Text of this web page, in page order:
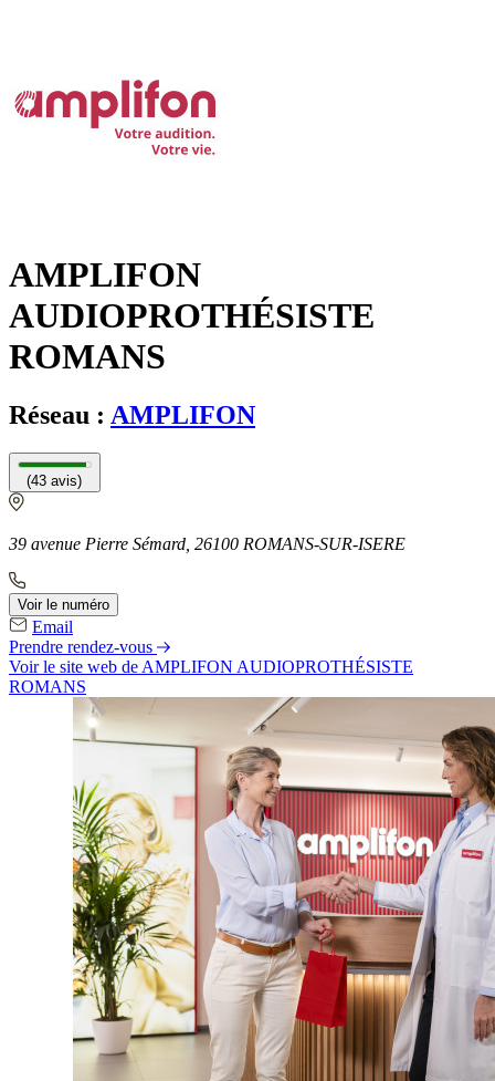
AMPLIFON
AUDIOPROTHÉSISTE
ROMANS
Réseau : AMPLIFON
(43 avis)
39 avenue Pierre Sémard, 26100 ROMANS-SUR-ISERE
Voir le numéro
Email
Prendre rendez-vous
Voir le site web de AMPLIFON AUDIOPROTHÉSISTE
ROMANS